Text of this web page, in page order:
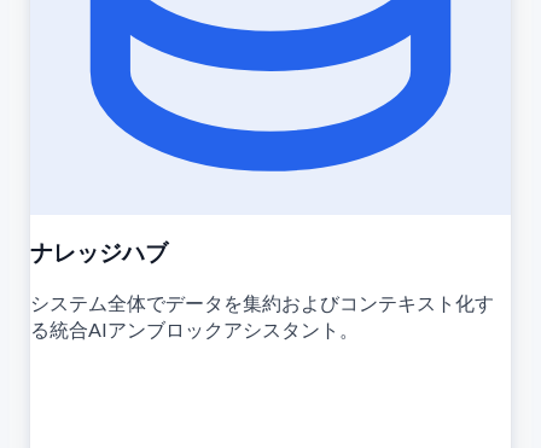
ナレッジハブ
システム全体でデータを集約およびコンテキスト化す
る統合AIアンブロックアシスタント。